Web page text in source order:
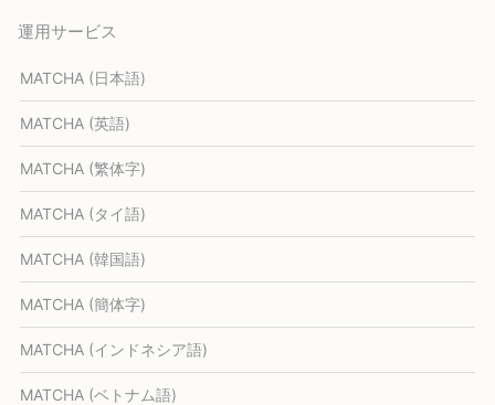
運用サービス
MATCHA (日本語)
MATCHA (英語)
MATCHA (繁体字)
MATCHA (タイ語)
MATCHA (韓国語)
MATCHA (簡体字)
MATCHA (インドネシア語)
MATCHA (ベトナム語)